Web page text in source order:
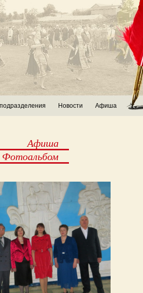
Новости Афиша
Афиша
Фотоальбом